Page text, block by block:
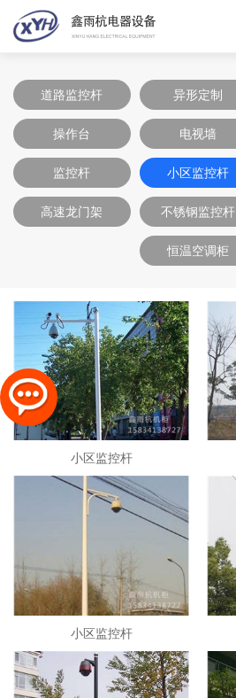
道路监控杆 异形定制
操作台 电视墙
监控杆 小区监控杆
高速龙门架 不锈钢监控杆
恒温空调柜
小区监控杆
小区监控杆